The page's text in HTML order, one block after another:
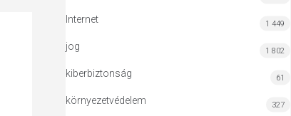
Internet 1 449
jog 1 802
kiberbiztonság 61
környezetvédelem 327